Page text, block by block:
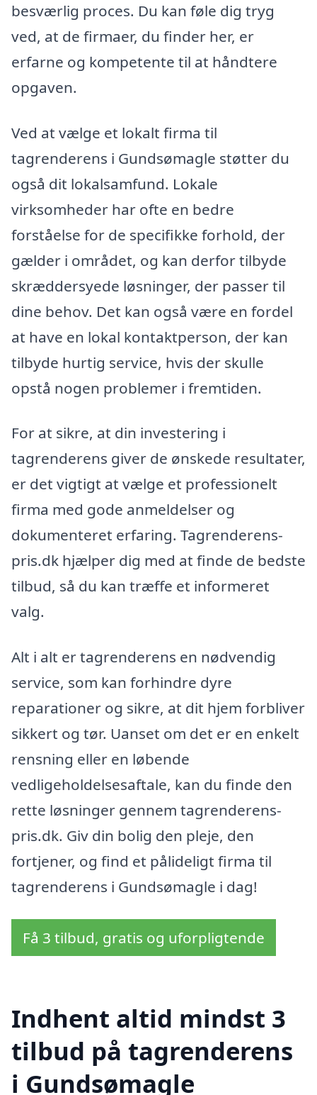
besværlig proces. Du kan føle dig tryg
ved, at de firmaer, du finder her, er
erfarne og kompetente til at håndtere
opgaven.
Ved at vælge et lokalt firma til
tagrenderens i Gundsømagle støtter du
også dit lokalsamfund. Lokale
virksomheder har ofte en bedre
forståelse for de specifikke forhold, der
gælder i området, og kan derfor tilbyde
skræddersyede løsninger, der passer til
dine behov. Det kan også være en fordel
at have en lokal kontaktperson, der kan
tilbyde hurtig service, hvis der skulle
opstå nogen problemer i fremtiden.
For at sikre, at din investering i
tagrenderens giver de ønskede resultater,
er det vigtigt at vælge et professionelt
firma med gode anmeldelser og
dokumenteret erfaring. Tagrenderens-
pris.dk hjælper dig med at finde de bedste
tilbud, så du kan træffe et informeret
valg.
Alt i alt er tagrenderens en nødvendig
service, som kan forhindre dyre
reparationer og sikre, at dit hjem forbliver
sikkert og tør. Uanset om det er en enkelt
rensning eller en løbende
vedligeholdelsesaftale, kan du finde den
rette løsninger gennem tagrenderens-
pris.dk. Giv din bolig den pleje, den
fortjener, og find et pålideligt firma til
tagrenderens i Gundsømagle i dag!
Få 3 tilbud, gratis og uforpligtende
Indhent altid mindst 3
tilbud på tagrenderens
i Gundsømagle